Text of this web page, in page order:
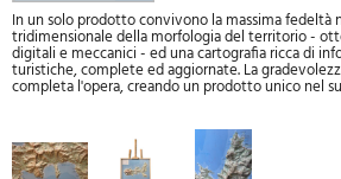
In un solo prodotto convivono la massima fedeltà
tridimensionale della morfologia del territorio -
digitali e meccanici - ed una cartografia ricca di
turistiche, complete ed aggiornate. La
completa l'opera, creando un prodotto unico nel